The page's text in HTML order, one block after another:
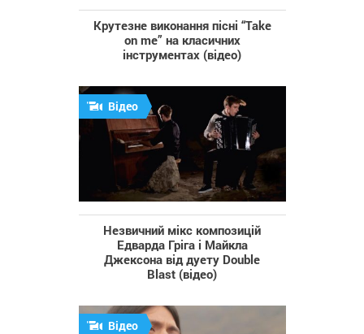
Крутезне виконання пісні “Take
on me” на класичних
інструментах (відео)
Відео
Незвичний мікс композицій
Едварда Гріга і Майкла
Джексона від дуету Double
Blast (відео)
Відео